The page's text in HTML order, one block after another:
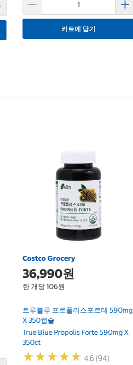
카트에 담기
Costco Grocery
36,990원
한 개당 106원
트루블루 프로폴리스포르테 590mg
X 350캡슐
True Blue Propolis Forte 590mg X
350ct
★★★★★
★★★★★ 4.6 (94)